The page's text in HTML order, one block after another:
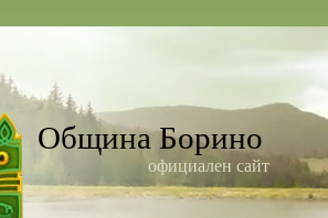
Община Борино
официален сайт